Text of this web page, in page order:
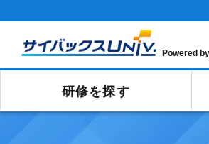
Powered by
研修を探す